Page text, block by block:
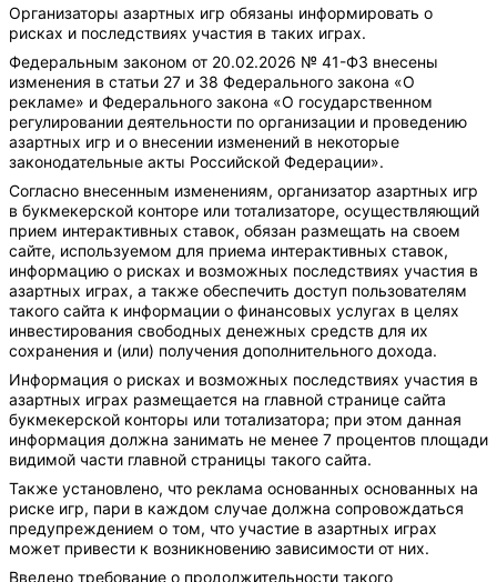
Организаторы азартных игр обязаны информировать о
рисках и последствиях участия в таких играх.
Федеральным законом от 20.02.2026 № 41-ФЗ внесены
изменения в статьи 27 и 38 Федерального закона «О
рекламе» и Федерального закона «О государственном
регулировании деятельности по организации и проведению
азартных игр и о внесении изменений в некоторые
законодательные акты Российской Федерации».
Согласно внесенным изменениям, организатор азартных игр
в букмекерской конторе или тотализаторе, осуществляющий
прием интерактивных ставок, обязан размещать на своем
сайте, используемом для приема интерактивных ставок,
информацию о рисках и возможных последствиях участия в
азартных играх, а также обеспечить доступ пользователям
такого сайта к информации о финансовых услугах в целях
инвестирования свободных денежных средств для их
сохранения и (или) получения дополнительного дохода.
Информация о рисках и возможных последствиях участия в
азартных играх размещается на главной странице сайта
букмекерской конторы или тотализатора; при этом данная
информация должна занимать не менее 7 процентов площади
видимой части главной страницы такого сайта.
Также установлено, что реклама основанных основанных на
риске игр, пари в каждом случае должна сопровождаться
предупреждением о том, что участие в азартных играх
может привести к возникновению зависимости от них.
Введено требование о продолжительности такого